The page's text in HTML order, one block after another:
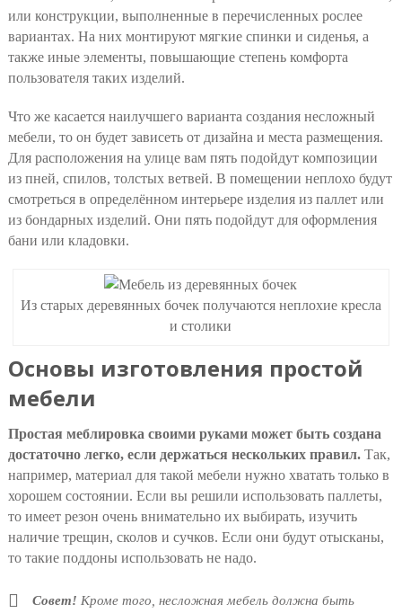
или конструкции, выполненные в перечисленных рослее
вариантах. На них монтируют мягкие спинки и сиденья, а
также иные элементы, повышающие степень комфорта
пользователя таких изделий.
Что же касается наилучшего варианта создания несложный
мебели, то он будет зависеть от дизайна и места размещения.
Для расположения на улице вам пять подойдут композиции
из пней, спилов, толстых ветвей. В помещении неплохо будут
смотреться в определённом интерьере изделия из паллет или
из бондарных изделий. Они пять подойдут для оформления
бани или кладовки.
Из старых деревянных бочек получаются неплохие кресла
и столики
Основы изготовления простой
мебели
Простая меблировка своими руками может быть создана
достаточно легко, если держаться нескольких правил.Так,
например, материал для такой мебели нужно хватать только в
хорошем состоянии. Если вы решили использовать паллеты,
то имеет резон очень внимательно их выбирать, изучить
наличие трещин, сколов и сучков. Если они будут отысканы,
то такие поддоны использовать не надо.
Совет! Кроме того, несложная мебель должна быть